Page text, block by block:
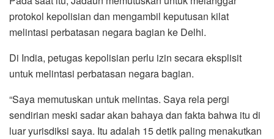
protokol kepolisian dan mengambil keputusan kilat
melintasi perbatasan negara bagian ke Delhi.
Di India, petugas kepolisian perlu izin secara eksplisit
untuk melintasi perbatasan negara bagian.
“Saya memutuskan untuk melintas. Saya rela pergi
sendirian meski sadar akan bahaya dan fakta bahwa itu di
luar yurisdiksi saya. Itu adalah 15 detik paling menakutkan